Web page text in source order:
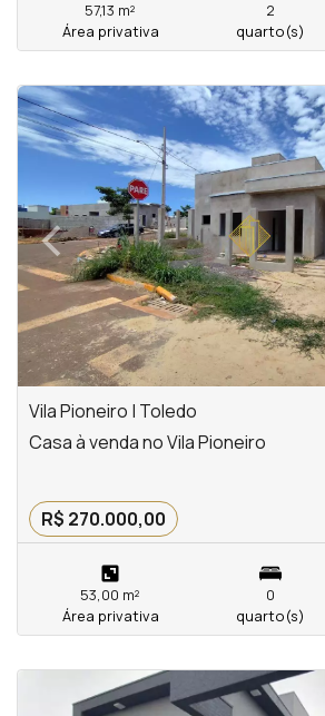
57,13 m²
Área privativa
2
quarto(s)
<<<
‹Previous
Vila Pioneiro | Toledo
Casa à venda no Vila Pioneiro
R$ 270.000,00
53,00 m²
Área privativa
0
quarto(s)